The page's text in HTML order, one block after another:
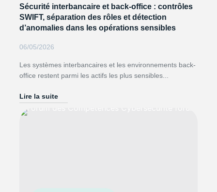
Sécurité interbancaire et back-office : contrôles
SWIFT, séparation des rôles et détection
d’anomalies dans les opérations sensibles
06/05/2026
Les systèmes interbancaires et les environnements back-
office restent parmi les actifs les plus sensibles...
Lire la suite